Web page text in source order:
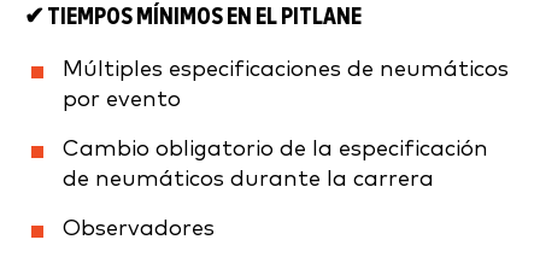
✔ TIEMPOS MÍNIMOS EN EL PITLANE
Múltiples especificaciones de neumáticos
por evento
Cambio obligatorio de la especificación
de neumáticos durante la carrera
Observadores